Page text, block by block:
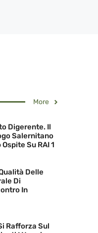
More
Digerente. Il
Salernitano
Su RAI 1
Delle
Di
In
Rafforza Sul